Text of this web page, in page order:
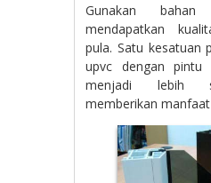
Gunakan
mendapatkan
pula. Satu kesatuan
upvc dengan pintu
menjadi lebih
memberikan